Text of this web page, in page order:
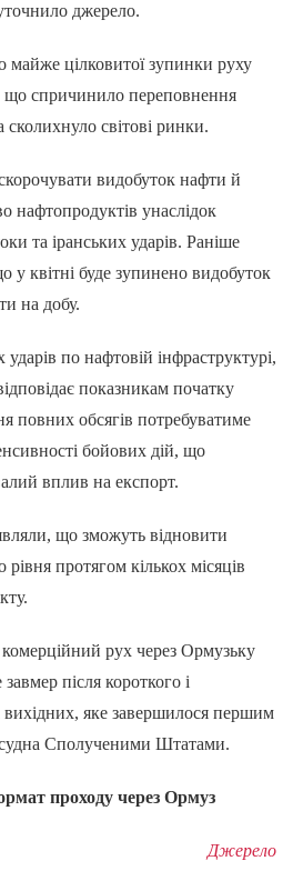
джерело.
майже цілковитої зупинки руху
що спричинило переповнення
сколихнуло світові ринки.
видобуток нафти й
нафтопродуктів унаслідок
та іранських ударів. Раніше
квітні буде зупинено видобуток
на добу.
по нафтовій інфраструктурі,
показникам початку
повних обсягів потребуватиме
бойових дій, що
вплив на експорт.
що зможуть відновити
протягом кількох місяців
рух через Ормузьку
після короткого і
вихідних, яке завершилося першим
судна Сполученими Штатами.
проходу через Ормуз
Джерело